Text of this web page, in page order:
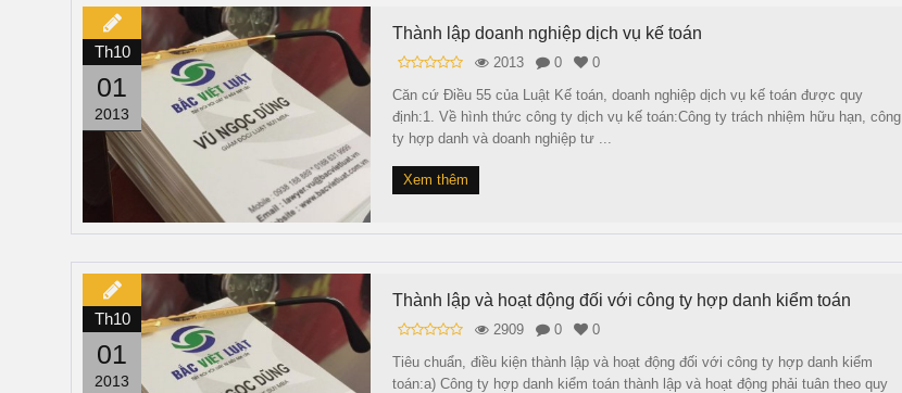
Th10
01
2013
Thành lập doanh nghiệp dịch vụ kế toán
2013 0
0
Căn cứ Điều 55 của Luật Kế toán, doanh nghiệp dịch vụ kế toán được quy
định:1. Về hình thức công ty dịch vụ kế toán:Công ty trách nhiệm hữu hạn, công
ty hợp danh và doanh nghiệp tư ...
Xem thêm
Th10
01
2013
Thành lập và hoạt động đối với công ty hợp danh kiểm toán
2909 0
0
Tiêu chuẩn, điều kiện thành lập và hoạt động đối với công ty hợp danh kiểm
toán:a) Công ty hợp danh kiểm toán thành lập và hoạt động phải tuân theo quy